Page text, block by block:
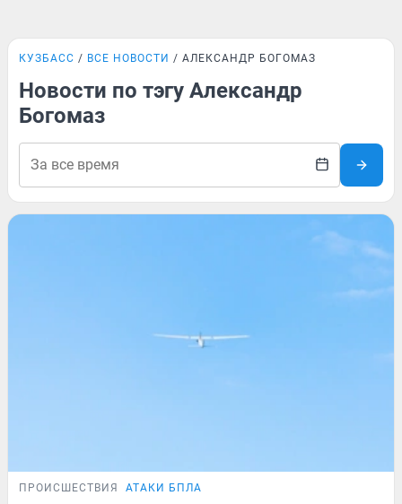
КУЗБАСС ВСЕ НОВОСТИ АЛЕКСАНДР БОГОМАЗ
Новости по тэгу Александр
Богомаз
ПРОИСШЕСТВИЯ АТАКИ БПЛА